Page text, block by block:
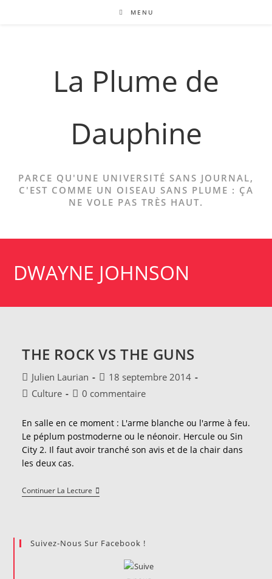
MENU
La Plume de
Dauphine
PARCE QU'UNE UNIVERSITÉ SANS JOURNAL,
C'EST COMME UN OISEAU SANS PLUME : ÇA
NE VOLE PAS TRÈS HAUT.
DWAYNE JOHNSON
THE ROCK VS THE GUNS
Auteur/autrice
de
Julien Laurian
Publication
publiée :
18 septembre 2014
PostCulture
Commentaires
publication :
0 commentaire
En salle en ce moment : L'arme blanche ou l'arme à feu.
Le péplum postmoderne ou le néonoir. Hercule ou Sin
City 2. Il faut avoir tranché son avis et de la chair dans
les deux cas.
Continuer La LectureThe
Rock
Suivez-Nous Sur Facebook !